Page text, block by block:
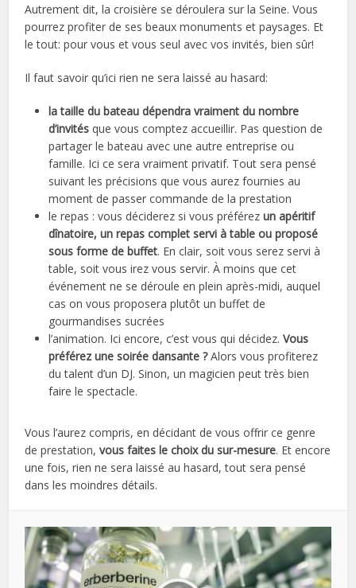
Autrement dit, la croisière se déroulera sur la Seine. Vous
pourrez profiter de ses beaux monuments et paysages. Et
le tout: pour vous et vous seul avec vos invités, bien sûr!
Il faut savoir qu’ici rien ne sera laissé au hasard:
la taille du bateau dépendra vraiment du nombre
d’invités que vous comptez accueillir. Pas question de
partager le bateau avec une autre entreprise ou
famille. Ici ce sera vraiment privatif. Tout sera pensé
suivant les précisions que vous aurez fournies au
moment de passer commande de la prestation
le repas : vous déciderez si vous préférezun apéritif
dînatoire, un repas complet servi à table ou proposé
sous forme de buffet. En clair, soit vous serez servi à
table, soit vous irez vous servir. À moins que cet
événement ne se déroule en plein après-midi, auquel
cas on vous proposera plutôt un buffet de
gourmandises sucrées
l’animation. Ici encore, c’est vous qui décidez.Vous
préférez une soirée dansante ?Alors vous profiterez
du talent d’un DJ. Sinon, un magicien peut très bien
faire le spectacle.
Vous l’aurez compris, en décidant de vous offrir ce genre
de prestation,vous faites le choix du sur-mesure. Et encore
une fois, rien ne sera laissé au hasard, tout sera pensé
dans les moindres détails.